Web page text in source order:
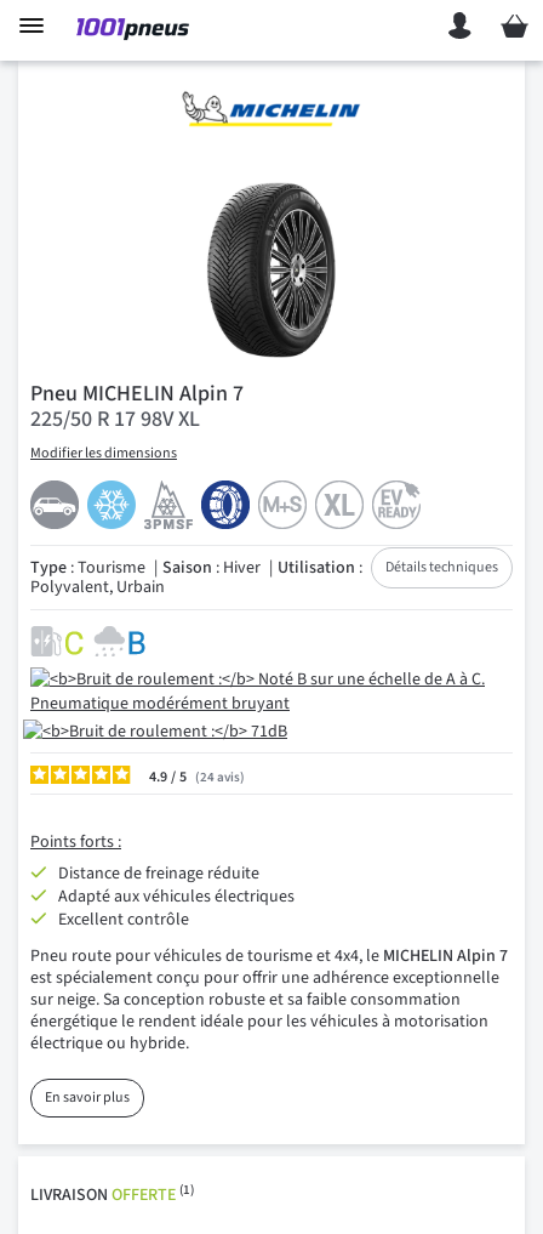
Mon
Pneu MICHELIN Alpin 7
225/50 R 17 98V XL
Modifier les dimensions
Détails techniques
Type : Tourisme Saison : Hiver Utilisation :
Polyvalent, Urbain
4.9/ 24avis
Points forts :
Distance de freinage réduite
Adapté aux véhicules électriques
Excellent contrôle
Pneu route pour véhicules de tourisme et 4x4, le MICHELIN Alpin 7
est spécialement conçu pour offrir une adhérence exceptionnelle
sur neige. Sa conception robuste et sa faible consommation
énergétique le rendent idéale pour les véhicules à motorisation
électrique ou hybride.
En savoir plus
LIVRAISON OFFERTE (1)